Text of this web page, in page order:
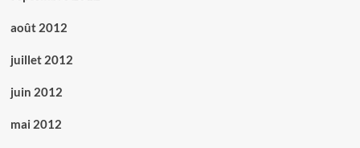
août 2012
juillet 2012
juin 2012
mai 2012